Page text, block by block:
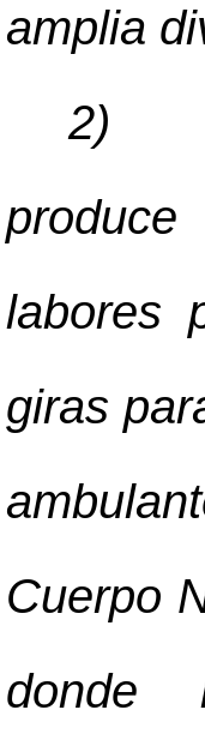
amplia
2)
labores
giras
Cuerpo
donde